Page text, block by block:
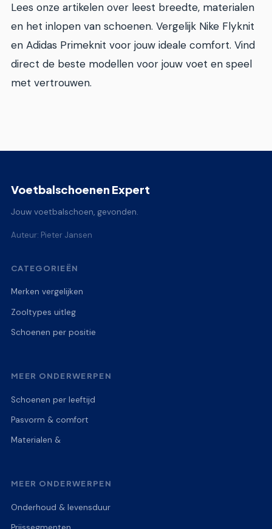
Lees onze artikelen over leest breedte, materialen
en het inlopen van schoenen. Vergelijk Nike Flyknit
en Adidas Primeknit voor jouw ideale comfort. Vind
direct de beste modellen voor jouw voet en speel
met vertrouwen.
Voetbalschoenen Expert
Jouw voetbalschoen, gevonden.
Auteur: Pieter Jansen
CATEGORIEËN
Merken vergelijken
Zooltypes uitleg
Schoenen per positie
MEER ONDERWERPEN
Schoenen per leeftijd
Pasvorm & comfort
Materialen &
MEER ONDERWERPEN
Onderhoud & levensduur